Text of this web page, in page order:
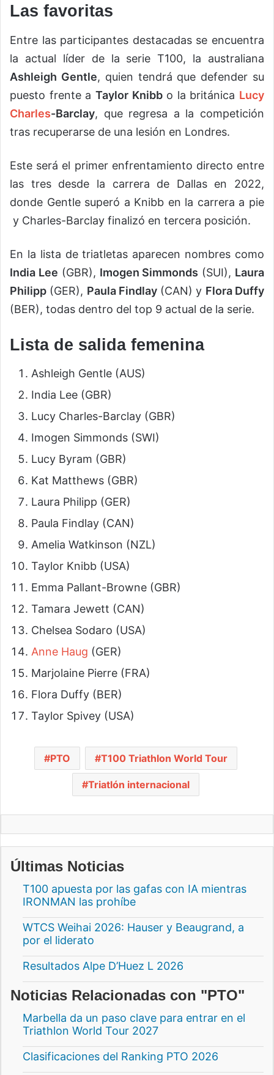
Las favoritas
Entre las participantes destacadas se encuentra
la actual líder de la serie T100, la australiana
Ashleigh Gentle, quien tendrá que defender su
puesto frente a Taylor Knibbo la británica Lucy
Charles-Barclay, que regresa a la competición
tras recuperarse de una lesión en Londres.
Este será el primer enfrentamiento directo entre
las tres desde la carrera de Dallas en 2022,
donde Gentle superó a Knibb en la carrera a pie
y Charles-Barclay finalizó en tercera posición.
En la lista de triatletas aparecen nombres como
India Lee (GBR), Imogen Simmonds (SUI), Laura
Philipp (GER), Paula Findlay(CAN) y Flora Duffy
(BER), todas dentro del top 9 actual de la serie.
Lista de salida femenina
Ashleigh Gentle (AUS)
India Lee (GBR)
Lucy Charles-Barclay (GBR)
Imogen Simmonds (SWI)
Lucy Byram (GBR)
Kat Matthews (GBR)
Laura Philipp (GER)
Paula Findlay (CAN)
Amelia Watkinson (NZL)
Taylor Knibb (USA)
Emma Pallant-Browne (GBR)
Tamara Jewett (CAN)
Chelsea Sodaro (USA)
Anne Haug (GER)
Marjolaine Pierre (FRA)
Flora Duffy (BER)
Taylor Spivey (USA)
PTO T100 Triathlon World Tour
Triatlón internacional
Últimas Noticias
T100 apuesta por las gafas con IA mientras
IRONMAN las prohíbe
WTCS Weihai 2026: Hauser y Beaugrand, a
por el liderato
Resultados Alpe D’Huez L 2026
Noticias Relacionadas con "PTO"
Marbella da un paso clave para entrar en el
Triathlon World Tour 2027
Clasificaciones del Ranking PTO 2026